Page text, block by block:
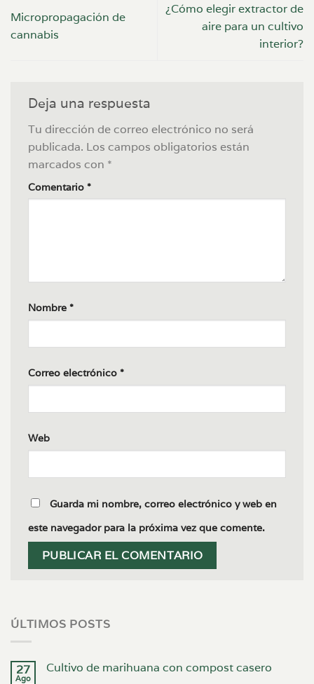
Micropropagación de
cannabis
¿Cómo elegir extractor de
aire para un cultivo
interior?
Deja una respuesta
Tu dirección de correo electrónico no será
publicada. Los campos obligatorios están
marcados con *
Comentario *
Nombre *
Correo electrónico *
Web
Guarda mi nombre, correo electrónico y web en
este navegador para la próxima vez que comente.
ÚLTIMOS POSTS
27
Ago
Cultivo de marihuana con compost casero